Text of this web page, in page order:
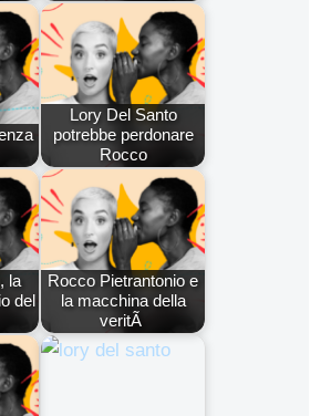
Lory Del Santo
potrebbe perdonare
Rocco
la
del
Rocco Pietrantonio e
la macchina della
veritÃ